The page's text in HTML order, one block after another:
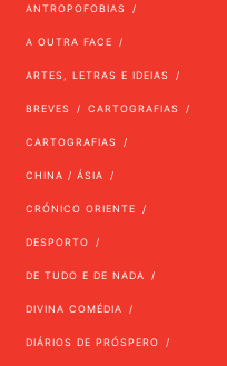
ANTROPOFOBIAS
A OUTRA FACE
ARTES, LETRAS E IDEIAS
BREVES CARTOGRAFIAS
CARTOGRAFIAS
CHINA / ÁSIA
CRÓNICO ORIENTE
DESPORTO
DE TUDO E DE NADA
DIVINA COMÉDIA
DIÁRIOS DE PRÓSPERO